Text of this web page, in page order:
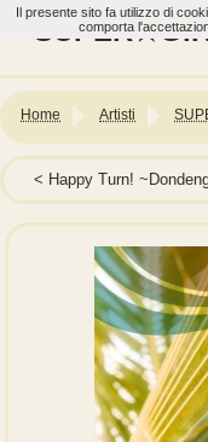
Home Artisti
Happy Turn!
Il presente sito fa utilizzo di
comporta